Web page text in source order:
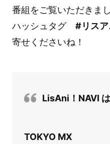
番組をご覧いただきま
ハッシュタグ #リスア
寄せくださいね！
LisAni！NAVI
TOKYO MX